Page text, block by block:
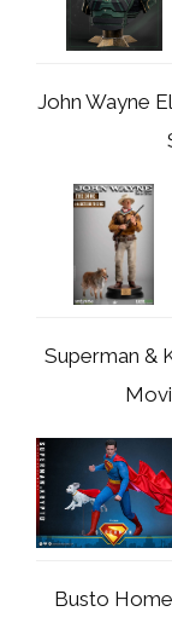
John Wayne
Superman &
Busto